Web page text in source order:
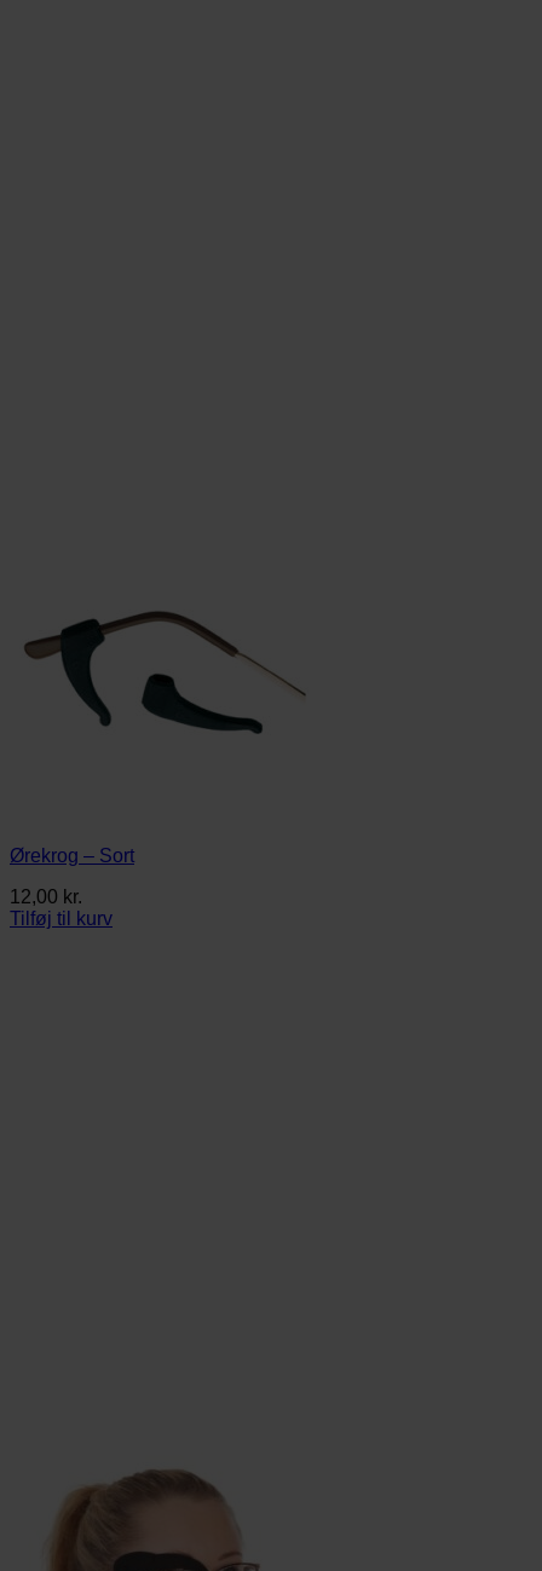
Ørekrog – Sort
12,00 kr.
Tilføj til kurv